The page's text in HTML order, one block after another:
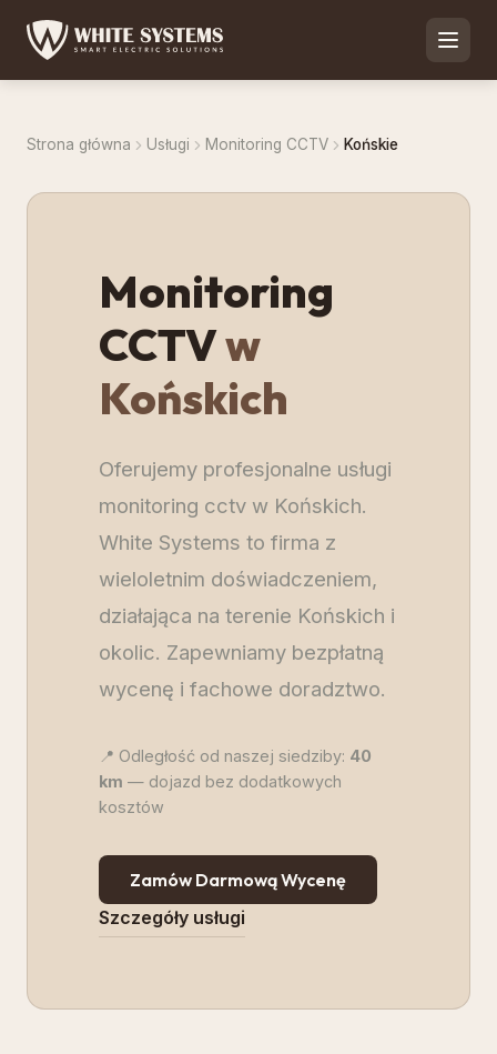
Strona główna Usługi Monitoring CCTV Końskie
Monitoring
CCTVw
Końskich
Oferujemy profesjonalne usługi
monitoring cctv w Końskich.
White Systems to firma z
wieloletnim doświadczeniem,
działająca na terenie Końskich i
okolic. Zapewniamy bezpłatną
wycenę i fachowe doradztwo.
📍 Odległość od naszej siedziby: 40
km — dojazd bez dodatkowych
kosztów
Zamów Darmową Wycenę
Szczegóły usługi